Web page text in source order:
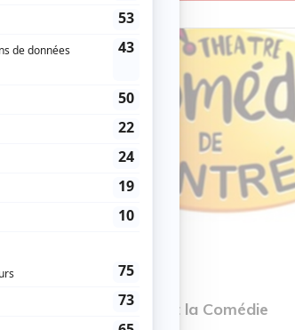
Théâtre
Abonnement la Comédie